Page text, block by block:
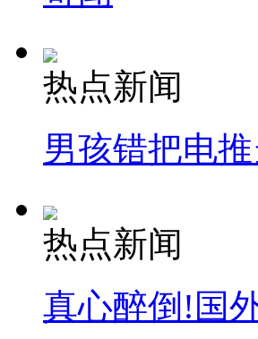
热点新闻
男孩错把电
热点新闻
真心醉倒!国